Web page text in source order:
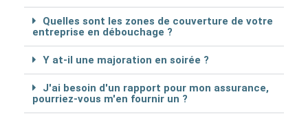
Quelles sont les zones de couverture de votre
entreprise en débouchage ?
Y at-il une majoration en soirée ?
J'ai besoin d'un rapport pour mon assurance,
pourriez-vous m'en fournir un ?